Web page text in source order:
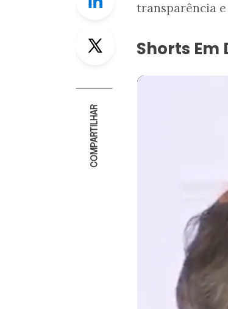
COMPARTILHAR
transparência
Shorts Em